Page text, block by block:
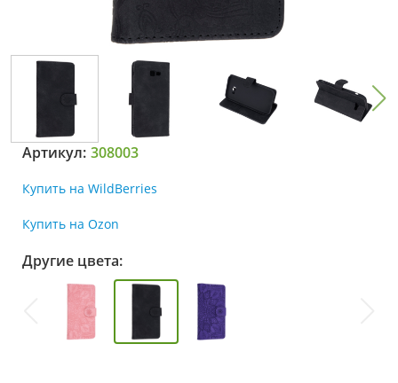
Артикул: 308003
Купить на WildBerries
Купить на Ozon
Другие цвета: